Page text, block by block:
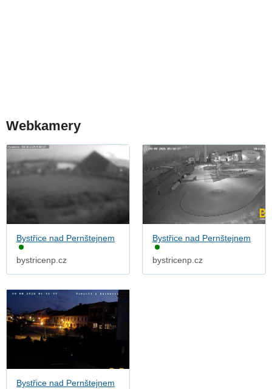
Webkamery
Bystřice nad Pernštejnem
bystricenp.cz
Bystřice nad Pernštejnem
bystricenp.cz
Bystřice nad Pernštejnem